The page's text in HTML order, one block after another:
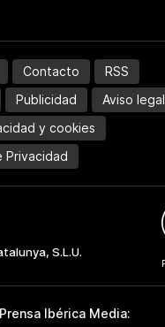
Contacto
RSS
Publicidad
Aviso legal
y cookies
Privacidad
Ibérica Media: